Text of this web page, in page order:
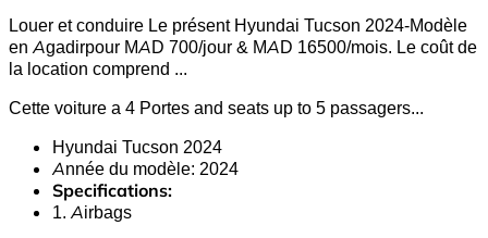
Louer et conduire Le présent Hyundai Tucson 2024-Modèle
en Agadirpour MAD 700/jour & MAD 16500/mois. Le coût de
la location comprend ...
Cette voiture a 4 Portes and seats up to 5 passagers...
Hyundai Tucson 2024
Année du modèle: 2024
Specifications:
1. Airbags